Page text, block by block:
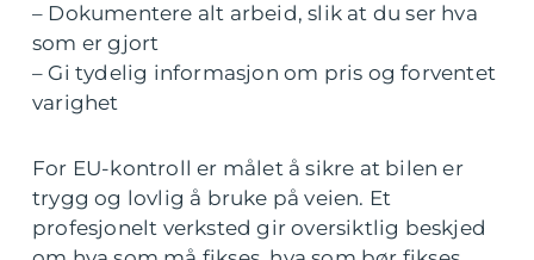
– Dokumentere alt arbeid, slik at du ser hva
som er gjort
– Gi tydelig informasjon om pris og forventet
varighet
For EU-kontroll er målet å sikre at bilen er
trygg og lovlig å bruke på veien. Et
profesjonelt verksted gir oversiktlig beskjed